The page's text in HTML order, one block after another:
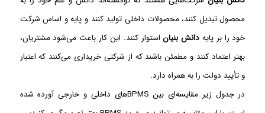
محصول تبدیل کنند، محصولات داخلی تولید کنند و پایه و اساس شرکت
خود را بر پایه دانش بنیاناستوار کنند. این کار باعث می‌شود مشتریان،
بهتر اعتماد کنند و مطمئن باشند که از شرکتی خریداری می‌کنند که اعتبار
و تأیید دولت را به همراه دارد.
در جدول زیر مقایسه‌ای بین BPMS‌های داخلی و خارجی آورده شده